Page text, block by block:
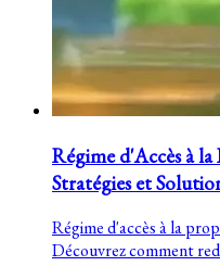
Régime d'Accès à
Stratégies et
Régime d'accès à la
Découvrez comment